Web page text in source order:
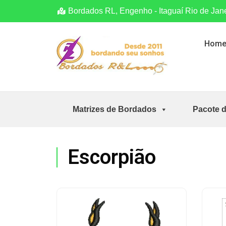
Bordados RL, Engenho - Itaguaí Rio de
Matrizes de Bordados Pacote
Escorpião